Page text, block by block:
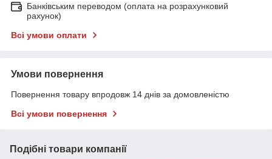
Банківським переводом (оплата на розрахунковий
рахунок)
Всі умови оплати
Умови повернення
Повернення товару впродовж 14 днів за домовленістю
Всі умови повернення
Подібні товари компанії